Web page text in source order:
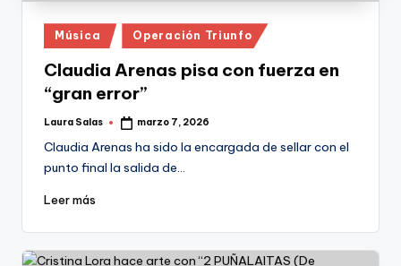
Publicado
en
Música Operación Triunfo
Claudia Arenas pisa con fuerza en
“gran error”
Publicado
Laura Salas marzo 7, 2026
Claudia Arenas ha sido la encargada de sellar con el
punto final la salida de…
Leer más